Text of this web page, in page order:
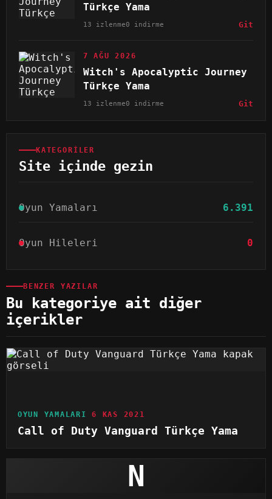
Türkçe Yama
13 izlenme0 indirme Git
7 AĞU 2026
Witch's Apocalyptic Journey
Türkçe Yama
13 izlenme0 indirme Git
KATEGORILER
Site içinde gezin
Oyun Yamaları 6.391
Oyun Hileleri 0
BENZER YAZILAR
Bu kategoriye ait diğer
içerikler
OYUN YAMALARI 6 KAS 2021
Call of Duty Vanguard Türkçe Yama
N